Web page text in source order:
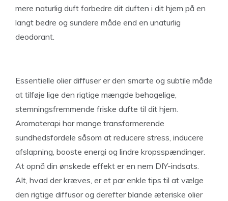
mere naturlig duft forbedre dit duften i dit hjem på en
langt bedre og sundere måde end en unaturlig
deodorant.
Essentielle olier diffuser er den smarte og subtile måde
at tilføje lige den rigtige mængde behagelige,
stemningsfremmende friske dufte til dit hjem.
Aromaterapi har mange transformerende
sundhedsfordele såsom at reducere stress, inducere
afslapning, booste energi og lindre kropsspændinger.
At opnå din ønskede effekt er en nem DIY-indsats.
Alt, hvad der kræves, er et par enkle tips til at vælge
den rigtige diffusor og derefter blande æteriske olier